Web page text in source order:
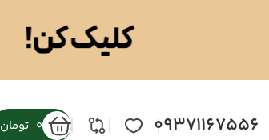
09371167556
0 تومان